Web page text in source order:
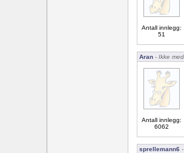
Antall innlegg:
51
Aran - Ikke
Antall innlegg:
6062
sprellemann6